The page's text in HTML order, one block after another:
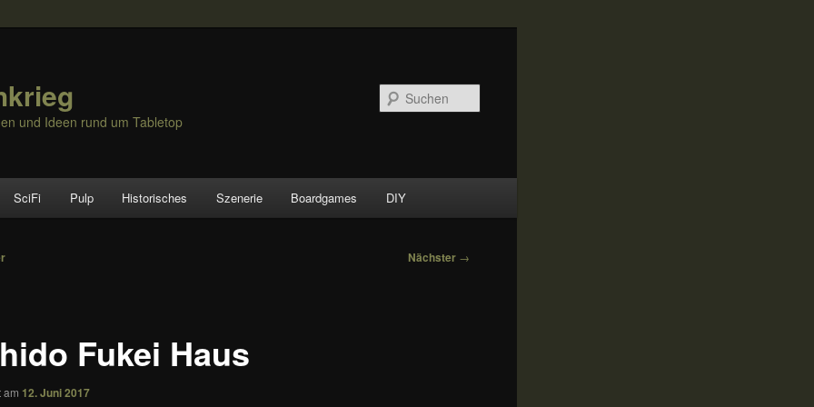
und Ideen rund um Tabletop
SciFi Pulp Historisches Szenerie Boardgames DIY
Nächster →
Fukei Haus
am 12. Juni 2017